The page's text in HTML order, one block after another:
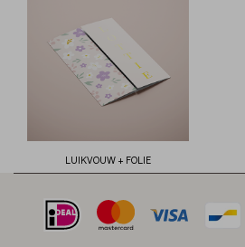
LUIKVOUW + FOLIE